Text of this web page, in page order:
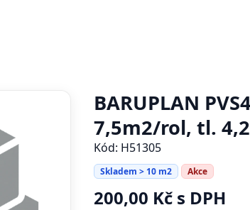
BARUPLAN
7,5m2/rol, tl.
Kód: H51305
Skladem > 10 m2 Akce
200,00 Kč s DPH